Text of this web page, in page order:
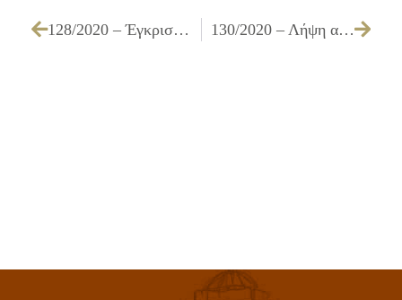
128/2020 – Έγκριση παράτασης της οριζόμενης προθεσμίας της σύμβασης σχετικά με την «Προμήθεια ελαστικών για τα οχήματα του Δήμου έτους 2019» 130/2020 – Λήψη απόφασης για την έγκριση της 4ης αναμόρφωσης προϋπολογισμού του Δήμου Ιλίου, έτους 2020